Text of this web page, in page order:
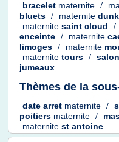
bracelet maternite /
bluets / maternite
maternite saint cloud /
enceinte / maternite
limoges / maternite
maternite tours / salon
jumeaux
Thèmes de la
date arret maternite /
poitiers maternite /
maternite st antoine